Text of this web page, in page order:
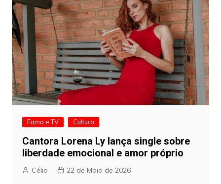
Fama e TV Cultura
Cantora Lorena Ly lança single sobre
liberdade emocional e amor próprio
Célio 22 de Maio de 2026